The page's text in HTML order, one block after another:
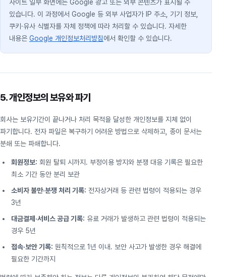
사이트 일부 화면에는 Google 광고 또는 외부 콘텐츠가 표시될 수
있습니다. 이 과정에서 Google 등 외부 사업자가 IP 주소, 기기 정보,
쿠키·유사 식별자를 자체 정책에 따라 처리할 수 있습니다. 자세한
내용은 Google 개인정보처리방침에서 확인할 수 있습니다.
5. 개인정보의 보유와 파기
회사는 보유기간이 끝나거나 처리 목적을 달성한 개인정보를 지체 없이
파기합니다. 전자 파일은 복구하기 어려운 방법으로 삭제하고, 종이 문서는
분쇄 또는 파쇄합니다.
회원정보: 회원 탈퇴 시까지. 부정이용 방지와 분쟁 대응 기록은 필요한
최소 기간 동안 분리 보관
소비자 불만·분쟁 처리 기록: 전자상거래 등 관련 법령이 적용되는 경우
3년
대금결제·서비스 공급 기록: 유료 거래가 발생하고 관련 법령이 적용되는
경우 5년
접속·보안 기록: 원칙적으로 1년 이내. 보안 사고가 발생한 경우 해결에
필요한 기간까지